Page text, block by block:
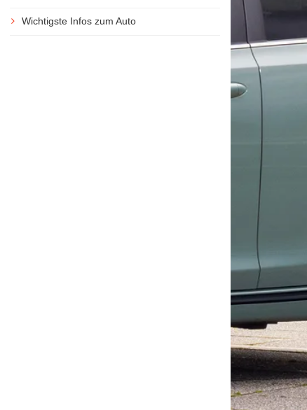
Wichtigste Infos zum Auto